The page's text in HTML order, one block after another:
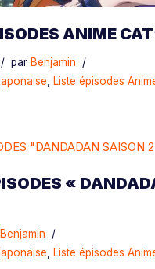
ANIME
par Benjamin
, Liste épisodes
«
Benjamin
, Liste épisodes